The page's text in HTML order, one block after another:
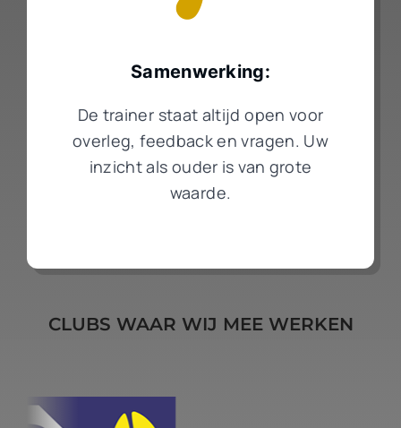
Samenwerking:
De trainer staat altijd open voor
overleg, feedback en vragen. Uw
inzicht als ouder is van grote
waarde.
CLUBS WAAR WIJ MEE WERKEN